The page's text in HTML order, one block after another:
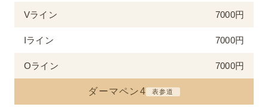
Vライン 7000円
Iライン 7000円
Oライン 7000円
ダーマペン4 表参道